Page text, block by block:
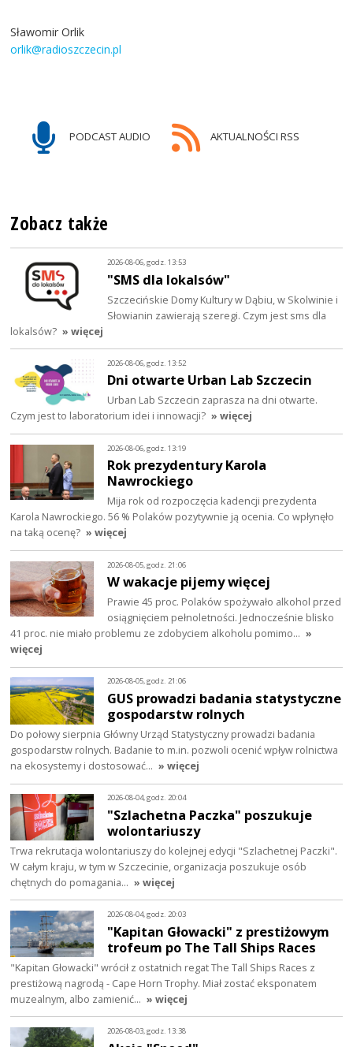
Sławomir Orlik
orlik@radioszczecin.pl
PODCAST AUDIO AKTUALNOŚCI RSS
Zobacz także
2026-08-06, godz. 13:53
"SMS dla lokalsów"
Szczecińskie Domy Kultury w Dąbiu, w Skolwinie i
Słowianin zawierają szeregi. Czym jest sms dla
lokalsów? » więcej
2026-08-06, godz. 13:52
Dni otwarte Urban Lab Szczecin
Urban Lab Szczecin zaprasza na dni otwarte.
Czym jest to laboratorium idei i innowacji? » więcej
2026-08-06, godz. 13:19
Rok prezydentury Karola
Nawrockiego
Mija rok od rozpoczęcia kadencji prezydenta
Karola Nawrockiego. 56 % Polaków pozytywnie ją ocenia. Co wpłynęło
na taką ocenę? » więcej
2026-08-05, godz. 21:06
W wakacje pijemy więcej
Prawie 45 proc. Polaków spożywało alkohol przed
osiągnięciem pełnoletności. Jednocześnie blisko
41 proc. nie miało problemu ze zdobyciem alkoholu pomimo… »
więcej
2026-08-05, godz. 21:06
GUS prowadzi badania statystyczne
gospodarstw rolnych
Do połowy sierpnia Główny Urząd Statystyczny prowadzi badania
gospodarstw rolnych. Badanie to m.in. pozwoli ocenić wpływ rolnictwa
na ekosystemy i dostosować… » więcej
2026-08-04, godz. 20:04
"Szlachetna Paczka" poszukuje
wolontariuszy
Trwa rekrutacja wolontariuszy do kolejnej edycji "Szlachetnej Paczki".
W całym kraju, w tym w Szczecinie, organizacja poszukuje osób
chętnych do pomagania… » więcej
2026-08-04, godz. 20:03
"Kapitan Głowacki" z prestiżowym
trofeum po The Tall Ships Races
"Kapitan Głowacki" wrócił z ostatnich regat The Tall Ships Races z
prestiżową nagrodą - Cape Horn Trophy. Miał zostać eksponatem
muzealnym, albo zamienić… » więcej
2026-08-03, godz. 13:38